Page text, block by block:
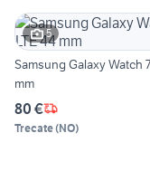
5
Samsung Galaxy Watch 7 LTE 44
mm
80 €
Trecate(NO)